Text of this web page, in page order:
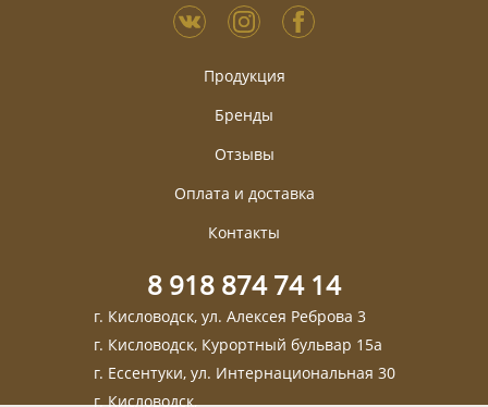
Продукция
Бренды
Отзывы
Оплата и доставка
Контакты
8 918 874 74 14
г. Кисловодск, ул. Алексея Реброва 3
г. Кисловодск, Курортный бульвар 15а
г. Ессентуки, ул. Интернациональная 30
г. Кисловодск,